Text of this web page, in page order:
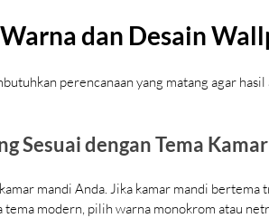
dan Desain
perencanaan yang matang agar hasil
Sesuai dengan Tema
mandi Anda. Jika kamar mandi bertema
modern, pilih warna monokrom atau